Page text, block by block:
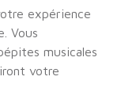
expérience
Vous
musicales
votre